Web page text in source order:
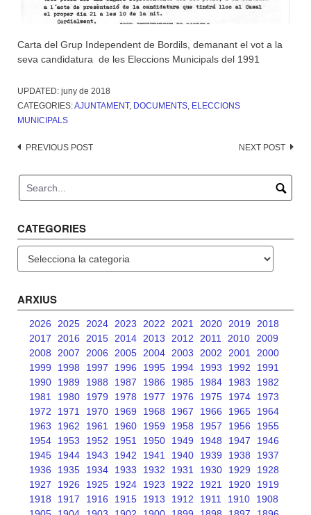
Carta del Grup Independent de Bordils, demanant el vot a la
seva candidatura de les Eleccions Municipals del 1991
UPDATED: juny de 2018
CATEGORIES:AJUNTAMENT, DOCUMENTS, ELECCIONS
MUNICIPALS
Post
PREVIOUS POST NEXT POST
CATEGORIES
ARXIUS
2026 2025 2024 2023 2022 2021 2020 2019
2018
2017
2016 2015 2014 2013 2012 2011 2010
2009
2008
2007 2006 2005 2004 2003 2002 2001
2000
1999
1998 1997 1996 1995 1994 1993 1992
1991
1990
1989 1988 1987 1986 1985 1984 1983
1982
1981
1980 1979 1978 1977 1976 1975 1974
1973
1972
1971 1970 1969 1968 1967 1966 1965
1964
1963
1962 1961 1960 1959 1958 1957 1956
1955
1954
1953 1952 1951 1950 1949 1948 1947
1946
1945
1944 1943 1942 1941 1940 1939 1938
1937
1936
1935 1934 1933 1932 1931 1930 1929
1928
1927
1926 1925 1924 1923 1922 1921 1920
1919
1918
1917 1916 1915 1913 1912 1911 1910
1908